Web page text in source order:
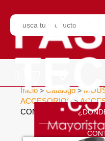
Inicio > Catálogo >
ACCESORIOS>
CON CABLE >